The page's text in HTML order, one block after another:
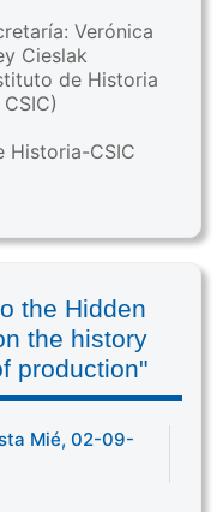
Verónica
Cieslak
de Historia
Historia-CSIC
the Hidden
the history
production"
Mié, 02-09-